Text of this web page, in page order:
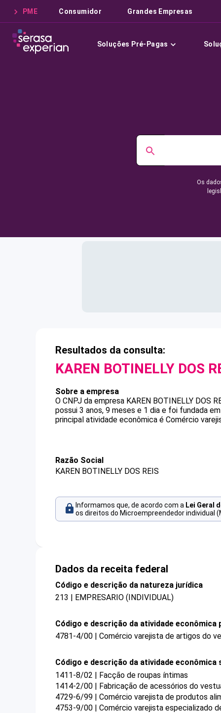
PME Consumidor Grandes Empresas
Soluções Pré-Pagas
Os
Resultados da consulta:
KAREN BOTINELLY DOS
Sobre a empresa
O CNPJ da empresa KAREN BOTINELLY DOS
possui 3 anos, 9 meses e 1 dia e foi fundada
principal atividade econômica é Comércio
Razão Social
KAREN BOTINELLY DOS REIS
Informamos que, de acordo com a Lei Geral
os direitos do Microempreendedor individual
Dados da receita federal
Código e descrição da natureza jurídica
213 | EMPRESARIO (INDIVIDUAL)
Código e descrição da atividade econômica
4781-4/00 | Comércio varejista de artigos do
Código e descrição da atividade econômica
1411-8/02 | Facção de roupas íntimas
1414-2/00 | Fabricação de acessórios do
4729-6/99 | Comércio varejista de produtos
4753-9/00 | Comércio varejista especializado